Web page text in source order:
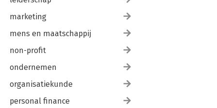
marketing
mens en maatschappij
non-profit
ondernemen
organisatiekunde
personal finance